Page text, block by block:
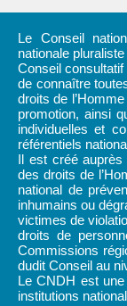
Le Conseil
nationale
Conseil
de connaître
droits de
promotion, ainsi
individuelles et
référentiels
Il est créé
des droits de
national de
inhumains ou
victimes de
droits de
Commissions
dudit Conseil au
Le CNDH est une
institutions